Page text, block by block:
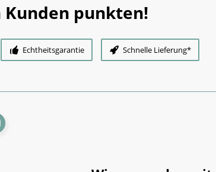
punkten!
Echtheitsgarantie Schnelle Lieferung*